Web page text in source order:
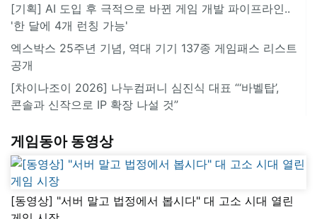
[기획] AI 도입 후 극적으로 바뀐 게임 개발 파이프라인..
'한 달에 4개 런칭 가능'
엑스박스 25주년 기념, 역대 기기 137종 게임패스 리스트
공개
[차이나조이 2026] 나누컴퍼니 심진식 대표 “‘바벨탑’,
콘솔과 신작으로 IP 확장 나설 것”
게임동아 동영상
[동영상] "서버 말고 법정에서 봅시다" 대 고소 시대 열린